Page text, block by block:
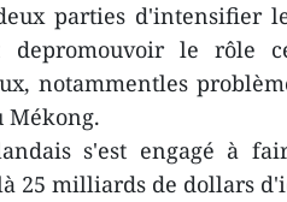
parties d'intensifier
depromouvoir le rôle
notammentles
Mékong.
s'est engagé à
25 milliards de dollars